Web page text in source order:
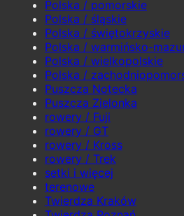
Polska / pomorskie
Polska / śląskie
Polska / świętokrzyskie
Polska / warmińsko-
Polska / wielkopolskie
Polska /
Puszcza Notecka
Puszcza Zielonka
rowery / Fuji
rowery / GT
rowery / Kross
rowery / Trek
setki i więcej
terenowe
Twierdza Kraków